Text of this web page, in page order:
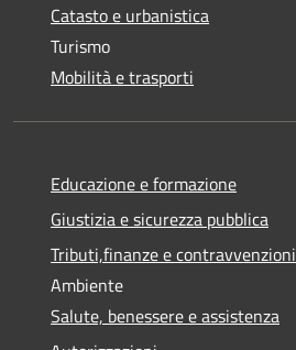
Catasto e urbanistica
Turismo
Mobilità e trasporti
Educazione e formazione
Giustizia e sicurezza pubblica
Tributi,finanze e contravvenzioni
Ambiente
Salute, benessere e assistenza